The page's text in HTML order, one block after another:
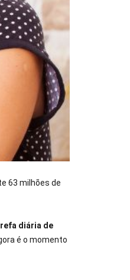
63 milhões de
diária de
é o momento